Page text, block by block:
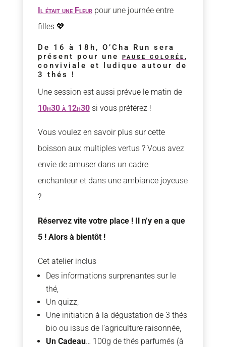
Il était une Fleurpour une journée entre
filles 💖
De 16 à 18h, O’Cha Run sera
présent pour une pause colorée ,
conviviale et ludique autour de
3 thés !
Une session est aussi prévue le matin de
10h30 à 12h30si vous préférez !
Vous voulez en savoir plus sur cette
boisson aux multiples vertus ? Vous avez
envie de amuser dans un cadre
enchanteur et dans une ambiance joyeuse
?
Réservez vite votre place ! Il n’y en a que
5 ! Alors à bientôt !
Cet atelier inclus
Des informations surprenantes sur le
thé,
Un quizz,
Une initiation à la dégustation de 3 thés
bio ou issus de l’agriculture raisonnée,
Un Cadeau… 100g de thés parfumés (à